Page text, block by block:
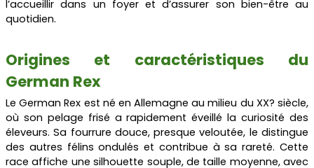
l’accueillir dans un foyer et d’assurer son bien-être au
quotidien.
Origines et caractéristiques du
German Rex
Le German Rex est né en Allemagne au milieu du XX? siècle,
où son pelage frisé a rapidement éveillé la curiosité des
éleveurs. Sa fourrure douce, presque veloutée, le distingue
des autres félins ondulés et contribue à sa rareté. Cette
race affiche une silhouette souple, de taille moyenne, avec